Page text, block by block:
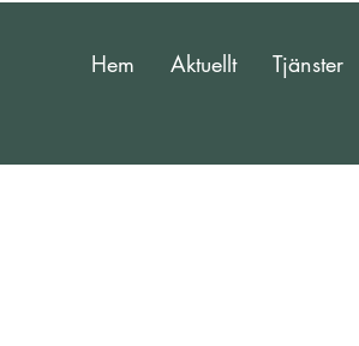
Hem Aktuellt Tjänster